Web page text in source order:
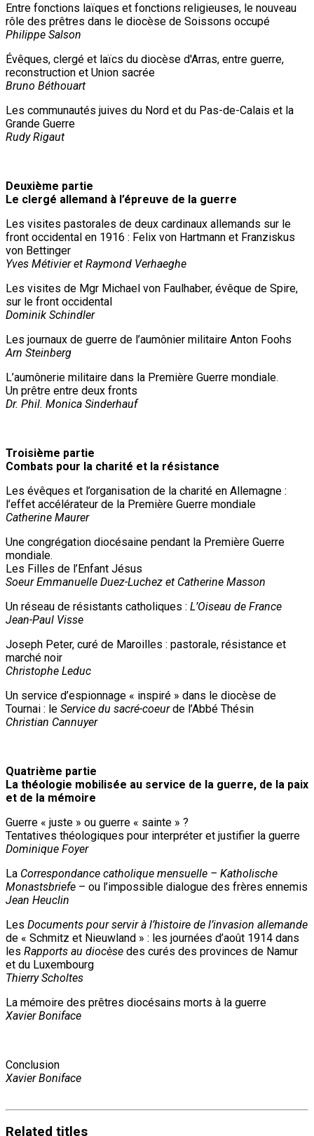
Entre fonctions laïques et fonctions religieuses, le nouveau
rôle des prêtres dans le diocèse de Soissons occupé
Philippe Salson
Évêques, clergé et laïcs du diocèse d'Arras, entre guerre,
reconstruction et Union sacrée
Bruno Béthouart
Les communautés juives du Nord et du Pas-de-Calais et la
Grande Guerre
Rudy Rigaut
Deuxième partie
Le clergé allemand à l’épreuve de la guerre
Les visites pastorales de deux cardinaux allemands sur le
front occidental en 1916 : Felix von Hartmann et Franziskus
von Bettinger
Yves Métivier et Raymond Verhaeghe
Les visites de Mgr Michael von Faulhaber, évêque de Spire,
sur le front occidental
Dominik Schindler
Les journaux de guerre de l’aumônier militaire Anton Foohs
Arn Steinberg
L’aumônerie militaire dans la Première Guerre mondiale.
Un prêtre entre deux fronts
Dr. Phil. Monica Sinderhauf
Troisième partie
Combats pour la charité et la résistance
Les évêques et l’organisation de la charité en Allemagne :
l’effet accélérateur de la Première Guerre mondiale
Catherine Maurer
Une congrégation diocésaine pendant la Première Guerre
mondiale.
Les Filles de l’Enfant Jésus
Soeur Emmanuelle Duez-Luchez et Catherine Masson
Un réseau de résistants catholiques : L’Oiseau de France
Jean-Paul Visse
Joseph Peter, curé de Maroilles : pastorale, résistance et
marché noir
Christophe Leduc
Un service d’espionnage « inspiré » dans le diocèse de
Tournai : le Service du sacré-coeurde l’Abbé Thésin
Christian Cannuyer
Quatrième partie
La théologie mobilisée au service de la guerre, de la paix
et de la mémoire
Guerre « juste » ou guerre « sainte » ?
Tentatives théologiques pour interpréter et justifier la guerre
Dominique Foyer
La Correspondance catholique mensuelle – Katholische
Monastsbriefe – ou l’impossible dialogue des frères ennemis
Jean Heuclin
Les Documents pour servir à l’histoire de l’invasion allemande
de « Schmitz et Nieuwland » : les journées d’août 1914 dans
les Rapports au diocèse des curés des provinces de Namur
et du Luxembourg
Thierry Scholtes
La mémoire des prêtres diocésains morts à la guerre
Xavier Boniface
Conclusion
Xavier Boniface
Related titles